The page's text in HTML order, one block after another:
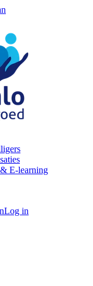
E-learning
Log in